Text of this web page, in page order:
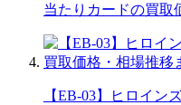
当たりカードの買取
【EB-03】ヒロイン